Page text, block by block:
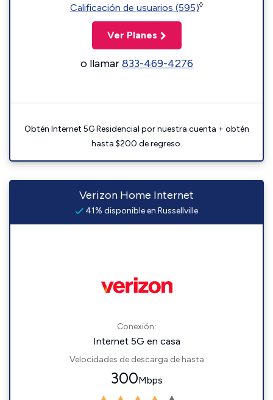
Calificación de usuarios (595)◊
Ver Planes
o llamar833-469-4276
Obtén Internet 5G Residencial por nuestra cuenta + obtén
hasta $200 de regreso.
Verizon Home Internet
41% disponible en Russellville
Conexión:
Internet 5G en casa
Velocidades de descarga de hasta
300Mbps